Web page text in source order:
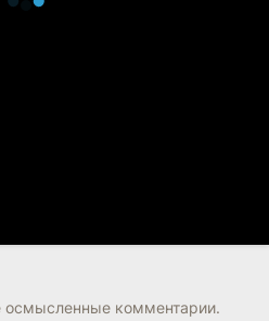
осмысленные комментарии.